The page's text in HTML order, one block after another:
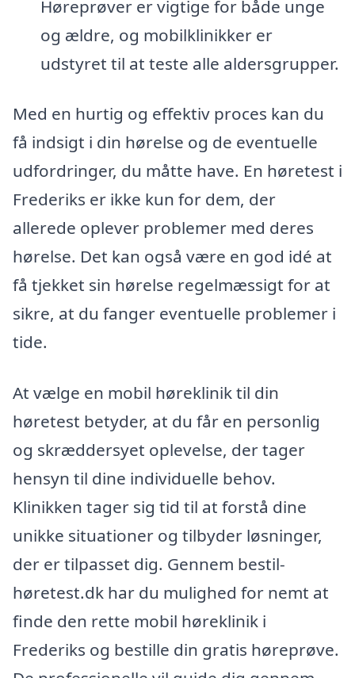
Høreprøver er vigtige for både unge
og ældre, og mobilklinikker er
udstyret til at teste alle aldersgrupper.
Med en hurtig og effektiv proces kan du
få indsigt i din hørelse og de eventuelle
udfordringer, du måtte have. En høretest i
Frederiks er ikke kun for dem, der
allerede oplever problemer med deres
hørelse. Det kan også være en god idé at
få tjekket sin hørelse regelmæssigt for at
sikre, at du fanger eventuelle problemer i
tide.
At vælge en mobil høreklinik til din
høretest betyder, at du får en personlig
og skræddersyet oplevelse, der tager
hensyn til dine individuelle behov.
Klinikken tager sig tid til at forstå dine
unikke situationer og tilbyder løsninger,
der er tilpasset dig. Gennem bestil-
høretest.dk har du mulighed for nemt at
finde den rette mobil høreklinik i
Frederiks og bestille din gratis høreprøve.